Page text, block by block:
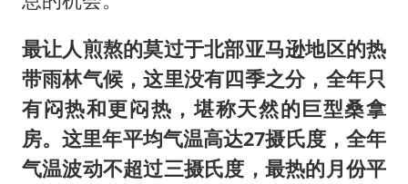
最让人煎熬的莫过于北部亚马逊地区的热
带雨林气候，这里没有四季之分，全年只
有闷热和更闷热，堪称天然的巨型桑拿
房。这里年平均气温高达27摄氏度，全年
气温波动不超过三摄氏度，最热的月份平